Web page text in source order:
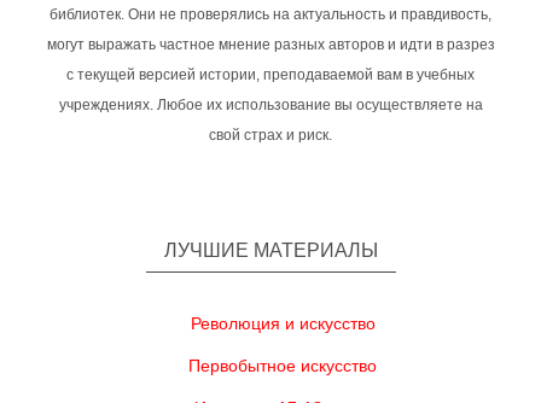
библиотек. Они не проверялись на актуальность и правдивость,
могут выражать частное мнение разных авторов и идти в разрез
с текущей версией истории, преподаваемой вам в учебных
учреждениях. Любое их использование вы осуществляете на
свой страх и риск.
ЛУЧШИЕ МАТЕРИАЛЫ
Революция и искусство
Первобытное искусство